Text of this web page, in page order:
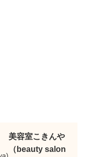
美容室こきんや
（beauty salon